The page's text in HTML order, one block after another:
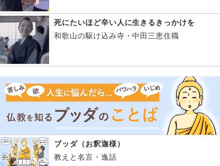
死にたいほど辛い人に生きるきっかけを
和歌山の駆け込み寺・中田三恵住職
ブッダ（お釈迦様）
教えと名言・逸話